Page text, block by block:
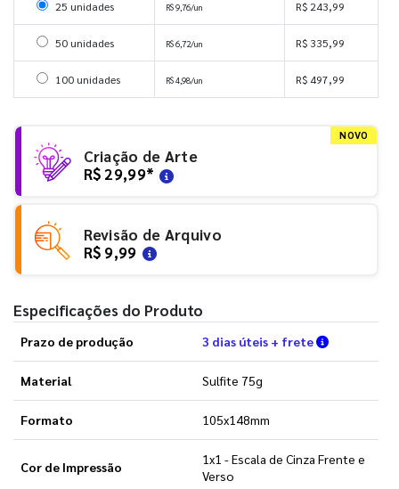
Selecionar 25 unidades
25 unidades R$ 9,76/un R$ 243,99
Selecionar 50 unidades
50 unidades R$ 6,72/un R$ 335,99
Selecionar 100 unidades
100 unidades R$ 4,98/un R$ 497,99
NOVO
Criação de Arte
R$ 29,99*
Revisão de Arquivo
R$ 9,99
Especificações do Produto
Prazo de produção 3 dias úteis + frete Verifique
Material Sulfite 75g
Formato 105x148mm
Cor de Impressão
1x1 - Escala de Cinza Frente e
Verso